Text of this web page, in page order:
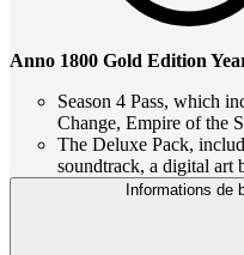
Anno 1800 Gold Edition
Season 4 Pass, which
Change, Empire of the
The Deluxe Pack,
soundtrack, a digital art
Informations de